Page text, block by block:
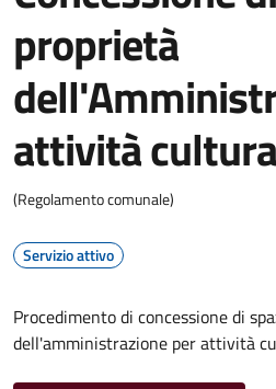
proprietà
attività
(Regolamento comunale)
Servizio attivo
Procedimento di concessione di
dell'amministrazione per attività